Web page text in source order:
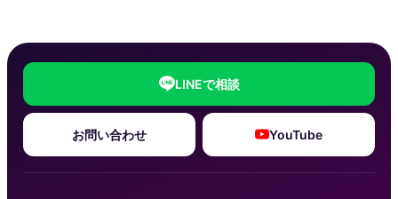
LINEで相談
お問い合わせ YouTube